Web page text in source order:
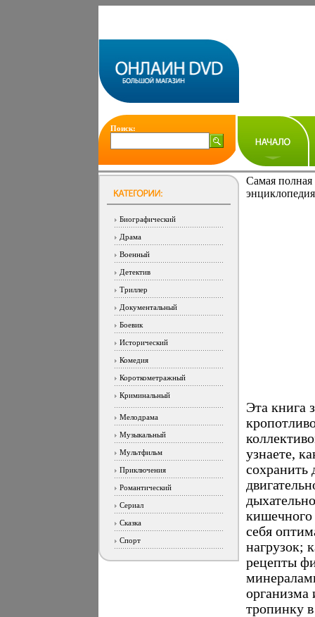
Поиск:
Биографический
Драма
Военный
Детектив
Триллер
Документальный
Боевик
Исторический
Комедия
Короткометражный
Криминальный
Мелодрама
Музыкальный
Мультфильм
Приключения
Романтический
Сериал
Сказка
Спорт
Самая
Эта книга
узнаете,
сохранить
кишечного
себя
нагрузок;
рецепты
тропинку